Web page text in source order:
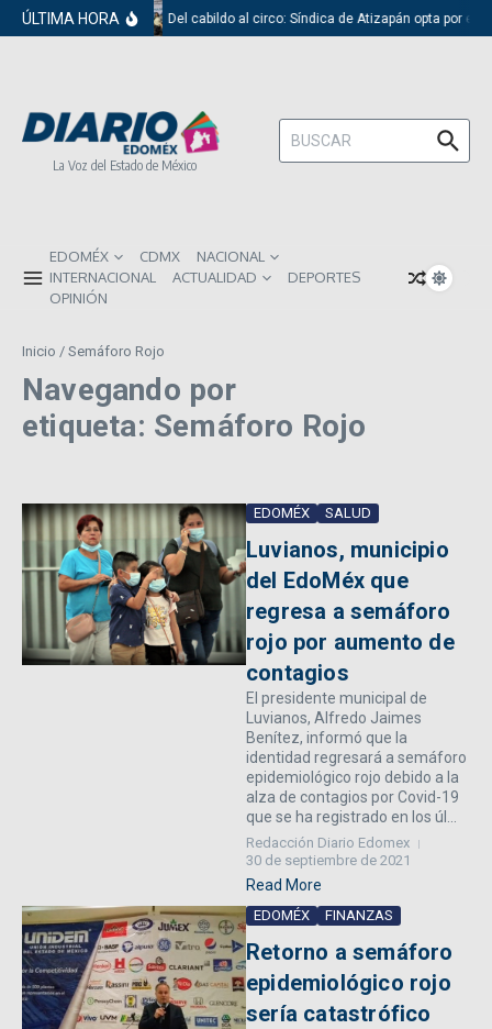
Saltar al contenido
ÚLTIMA HORA Del cabildo al circo: Síndica de Atizapán opta por el
La Voz del Estado de México
Buscar:
EDOMÉX CDMX
NACIONAL
INTERNACIONAL
ACTUALIDAD
DEPORTES
OPINIÓN
Inicio / Semáforo Rojo
Navegando por
etiqueta: Semáforo Rojo
EDOMÉX SALUD
Luvianos, municipio
del EdoMéx que
regresa a semáforo
rojo por aumento de
contagios
El presidente municipal de
Luvianos, Alfredo Jaimes
Benítez, informó que la
identidad regresará a semáforo
epidemiológico rojo debido a la
alza de contagios por Covid-19
que se ha registrado en los úl...
Redacción Diario Edomex
30 de septiembre de 2021
Read More
EDOMÉX FINANZAS
Retorno a semáforo
epidemiológico rojo
sería catastrófico